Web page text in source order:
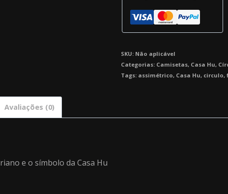
SKU: Não aplicável
Categorias: Camisetas, Casa Hu,
Tags: assimétrico, Casa Hu, circulo,
Avaliações (0)
e o símbolo da Casa Hu